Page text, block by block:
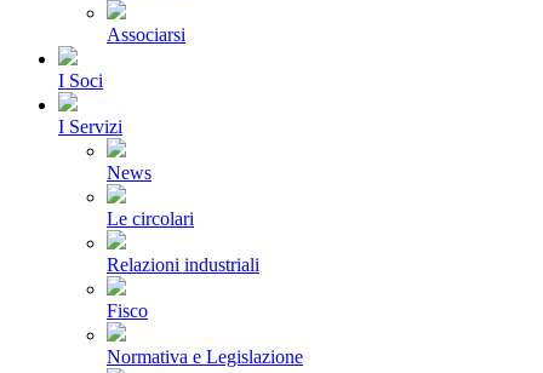
Associarsi
I Soci
I Servizi
News
Le circolari
Relazioni industriali
Fisco
Normativa e Legislazione